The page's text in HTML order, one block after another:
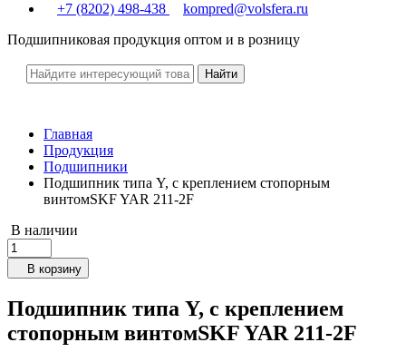
+7 (8202) 498-438
kompred@volsfera.ru
Подшипниковая продукция оптом и в розницу
Главная
Продукция
Подшипники
Подшипник типа Y, с креплением стопорным
винтомSKF YAR 211-2F
В наличии
В корзину
Подшипник типа Y, с креплением
стопорным винтомSKF YAR 211-2F